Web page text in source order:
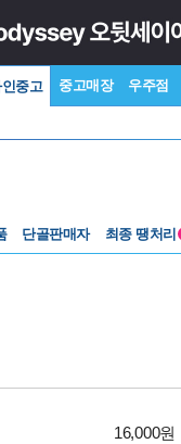
중고 중고매장 우주점
단골판매자 최종 땡처리
16,000원